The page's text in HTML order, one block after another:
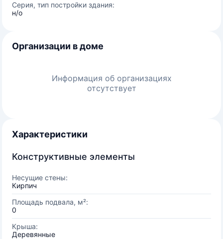
Серия, тип постройки здания:
н/о
Организации в доме
Информация об организациях
отсутствует
Характеристики
Конструктивные элементы
Несущие стены:
Кирпич
Площадь подвала, м²:
0
Крыша:
Деревянные